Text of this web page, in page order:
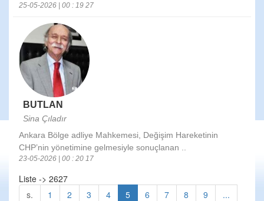
25-05-2026 | 00 : 19 27
BUTLAN
Sina Çıladır
Ankara Bölge adliye Mahkemesi, Değişim Hareketinin
CHP’nin yönetimine gelmesiyle sonuçlanan ..
23-05-2026 | 00 : 20 17
Liste -> 2627
s.
1 2 3 4 5 6 7 8 9
...